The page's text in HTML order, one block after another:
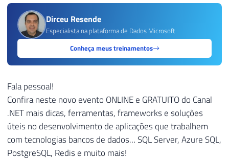
Dirceu Resende
Especialista na plataforma de Dados Microsoft
Conheça meus treinamentos
Fala pessoal!
Confira neste novo evento ONLINE e GRATUITO do Canal
.NET mais dicas, ferramentas, frameworks e soluções
úteis no desenvolvimento de aplicações que trabalhem
com tecnologias bancos de dados… SQL Server, Azure SQL,
PostgreSQL, Redis e muito mais!